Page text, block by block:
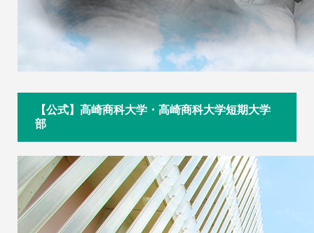
【公式】高崎商科大学・高崎商科大学短期大学
部